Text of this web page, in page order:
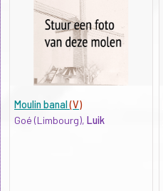
Moulin banal(V)
Goé (Limbourg), Luik